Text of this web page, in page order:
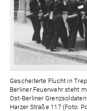
Gescheiterte Flucht in
Berliner Feuerwehr steht
Ost-Berliner
Harzer Straße 117 (Foto: